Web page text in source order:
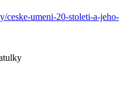
ceske-umeni-20-stoleti-a-jeho-